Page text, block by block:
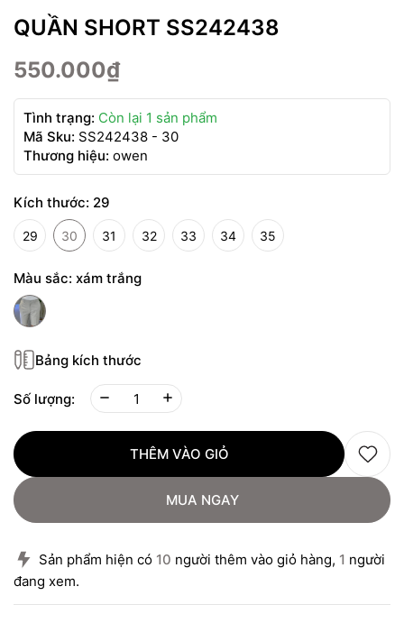
QUẦN SHORT SS242438
550.000₫
Tình trạng: Còn lại 1 sản phẩm
Mã Sku: SS242438 - 30
Thương hiệu: owen
Kích thước: 29
29 30 31 32 33 34 35
Màu sắc: xám trắng
Bảng kích thước
Số lượng:
THÊM VÀO GIỎ
MUA NGAY
Sản phẩm hiện có 10 người thêm vào giỏ hàng, 1 người
đang xem.